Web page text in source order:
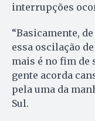
interrupções
“Basicamente,
essa oscilação
mais é no fim de
gente acorda
pela uma da
Sul.